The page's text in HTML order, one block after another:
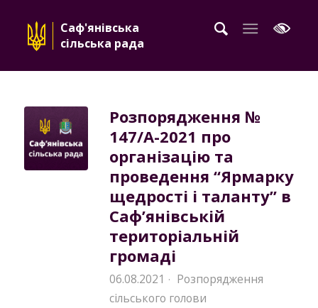
Саф'янівська
сільська рада
Розпорядження №
147/А-2021 про
організацію та
проведення “Ярмарку
щедрості і таланту” в
Саф’янівській
територіальній
громаді
06.08.2021 · Розпорядження
сільського голови